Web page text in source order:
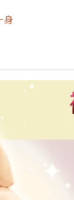
身